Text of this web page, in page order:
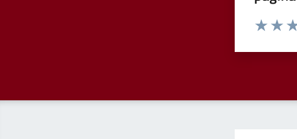
Valuta da 1